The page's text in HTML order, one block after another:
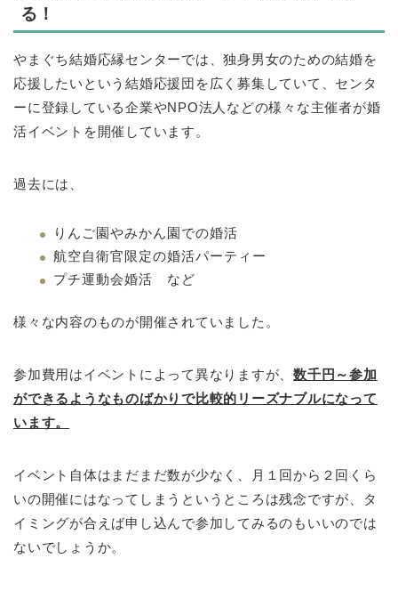
る！
やまぐち結婚応縁センターでは、独身男女のための結婚を
応援したいという結婚応援団を広く募集していて、センタ
ーに登録している企業やNPO法人などの様々な主催者が婚
活イベントを開催しています。
過去には、
りんご園やみかん園での婚活
航空自衛官限定の婚活パーティー
プチ運動会婚活 など
様々な内容のものが開催されていました。
参加費用はイベントによって異なりますが、数千円～参加
ができるようなものばかりで比較的リーズナブルになって
います。
イベント自体はまだまだ数が少なく、月１回から２回くら
いの開催にはなってしまうというところは残念ですが、タ
イミングが合えば申し込んで参加してみるのもいいのでは
ないでしょうか。